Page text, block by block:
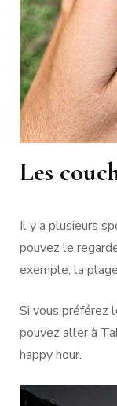
Les
Il y a plusieurs
pouvez le
exemple, la
Si vous préférez
pouvez aller à
happy hour.